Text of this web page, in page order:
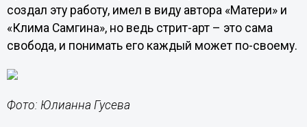
создал эту работу, имел в виду автора «Матери» и
«Клима Самгина», но ведь стрит-арт – это сама
свобода, и понимать его каждый может по-своему.
Фото: Юлианна Гусева